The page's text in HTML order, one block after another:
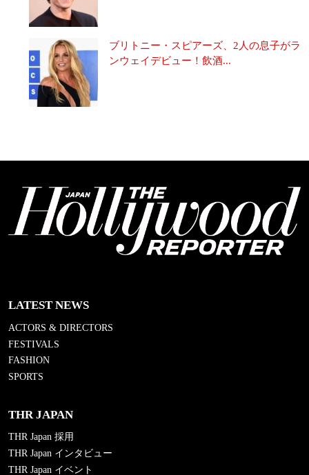
ブリトニー・スピアーズ、2人の息子がラ
ンウェイデビュー！飲酒...
LATEST NEWS
ACTORS & DIRECTORS
FESTIVALS
FASHION
SPORTS
THR JAPAN
THR Japan 採用
THR Japan インタビュー
THR Japan イベント